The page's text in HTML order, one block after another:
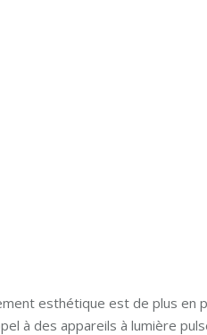
esthétique est de plus en
à des appareils à lumière